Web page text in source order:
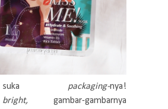
packaging-nya!
bright, gambar-gambarnya